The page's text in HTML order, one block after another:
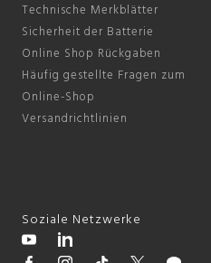
Technische Merkblätter
Sicherheit der Batterie
Online Shop Rückgaben
Häufig gestellte Fragen zum
Online-Shop
Versandrichtlinien
Soziale Netzwerke